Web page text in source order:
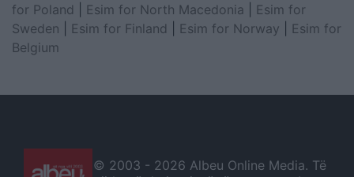
for Poland
Esim for North Macedonia
Esim for
Sweden
Esim for Finland Esim for Norway
Esim for
Belgium
© 2003 - 2026 Albeu Online Media. Të